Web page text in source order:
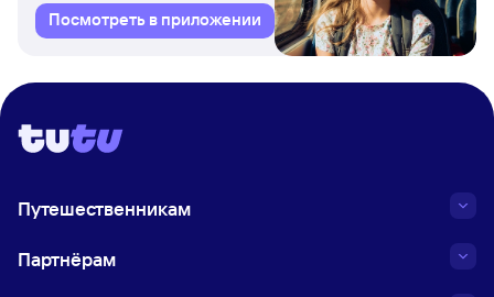
Посмотреть в приложении
Путешественникам
Партнёрам